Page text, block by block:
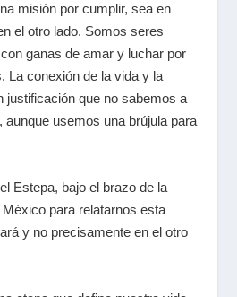
misión por cumplir, sea en
el otro lado. Somos seres
ganas de amar y luchar por
La conexión de la vida y la
justificación que no sabemos a
aunque usemos una brújula para
Estepa, bajo el brazo de la
para relatarnos esta
y no precisamente en el otro